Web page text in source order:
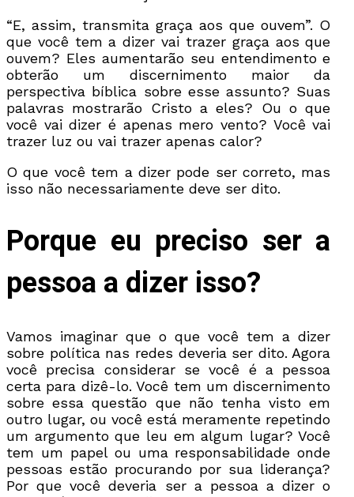
“E, assim, transmita graça aos que ouvem”. O
que você tem a dizer vai trazer graça aos que
ouvem? Eles aumentarão seu entendimento e
obterão um discernimento maior da
perspectiva bíblica sobre esse assunto? Suas
palavras mostrarão Cristo a eles? Ou o que
você vai dizer é apenas mero vento? Você vai
trazer luz ou vai trazer apenas calor?
O que você tem a dizer pode ser correto, mas
isso não necessariamente deve ser dito.
Porque eu preciso ser a
pessoa a dizer isso?
Vamos imaginar que o que você tem a dizer
sobre política nas redes deveria ser dito. Agora
você precisa considerar se você é a pessoa
certa para dizê-lo. Você tem um discernimento
sobre essa questão que não tenha visto em
outro lugar, ou você está meramente repetindo
um argumento que leu em algum lugar? Você
tem um papel ou uma responsabilidade onde
pessoas estão procurando por sua liderança?
Por que você deveria ser a pessoa a dizer o